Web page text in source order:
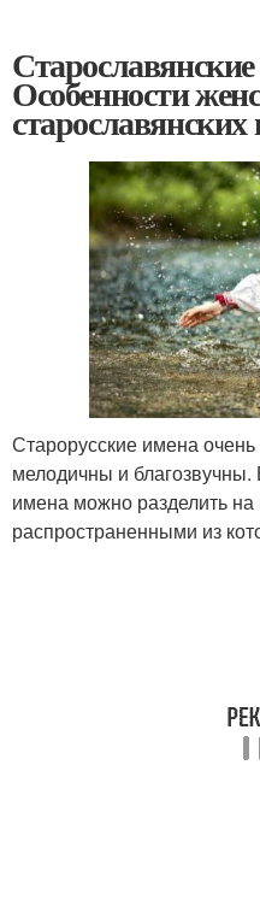
Особенности
Старорусские имена очень
мелодичны и
имена можно разделить
распространенными из